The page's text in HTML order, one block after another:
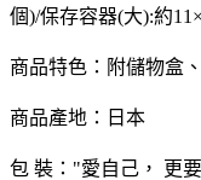
個)/保存容器(大):約
商品特色：附儲物盒
商品產地：日本
包 裝："愛自己， 更